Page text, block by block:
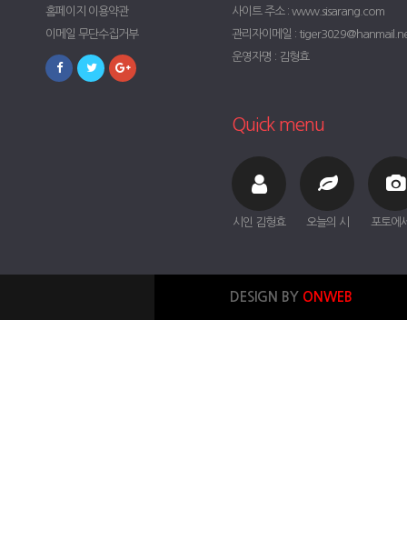
홈페이지 이용약관
이메일 무단수집거부
사이트 주소 : www.sisarang.com
관리자이메일 :
운영자명 : 김형효
Quick menu
시인 김형효 오늘의 시 포토에
DESIGN BY ONWEB